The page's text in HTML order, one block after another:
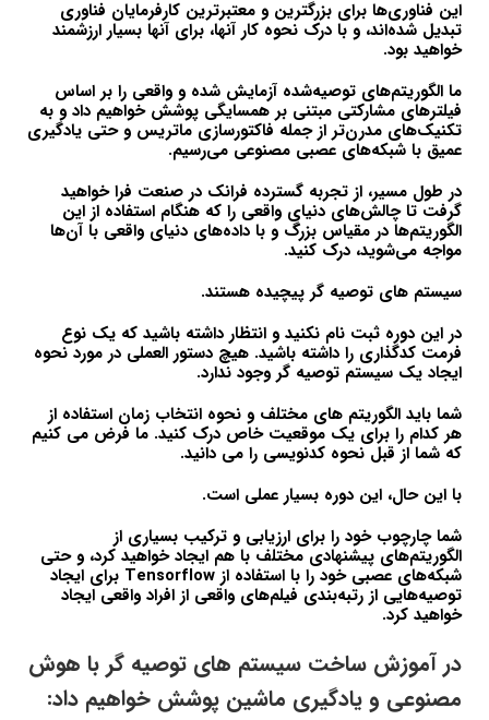
این فناوری‌ها برای بزرگترین و معتبرترین کارفرمایان فناوری
تبدیل شده‌اند، و با درک نحوه کار آنها، برای آنها بسیار ارزشمند
خواهید بود.
ما الگوریتم‌های توصیه‌شده آزمایش شده و واقعی را بر اساس
فیلترهای مشارکتی مبتنی بر همسایگی پوشش خواهیم داد و به
تکنیک‌های مدرن‌تر از جمله فاکتورسازی ماتریس و حتی یادگیری
عمیق با شبکه‌های عصبی مصنوعی می‌رسیم.
در طول مسیر، از تجربه گسترده فرانک در صنعت فرا خواهید
گرفت تا چالش‌های دنیای واقعی را که هنگام استفاده از این
الگوریتم‌ها در مقیاس بزرگ و با داده‌های دنیای واقعی با آن‌ها
مواجه می‌شوید، درک کنید.
سیستم های توصیه گر پیچیده هستند.
در این دوره ثبت نام نکنید و انتظار داشته باشید که یک نوع
فرمت کدگذاری را داشته باشید. هیچ دستور العملی در مورد نحوه
ایجاد یک سیستم توصیه گر وجود ندارد.
شما باید الگوریتم های مختلف و نحوه انتخاب زمان استفاده از
هر کدام را برای یک موقعیت خاص درک کنید. ما فرض می کنیم
که شما از قبل نحوه کدنویسی را می دانید.
با این حال، این دوره بسیار عملی است.
شما چارچوب خود را برای ارزیابی و ترکیب بسیاری از
الگوریتم‌های پیشنهادی مختلف با هم ایجاد خواهید کرد، و حتی
شبکه‌های عصبی خود را با استفاده از Tensorflow برای ایجاد
توصیه‌هایی از رتبه‌بندی فیلم‌های واقعی از افراد واقعی ایجاد
خواهید کرد.
در آموزش ساخت سیستم های توصیه گر با هوش
مصنوعی و یادگیری ماشین پوشش خواهیم داد: